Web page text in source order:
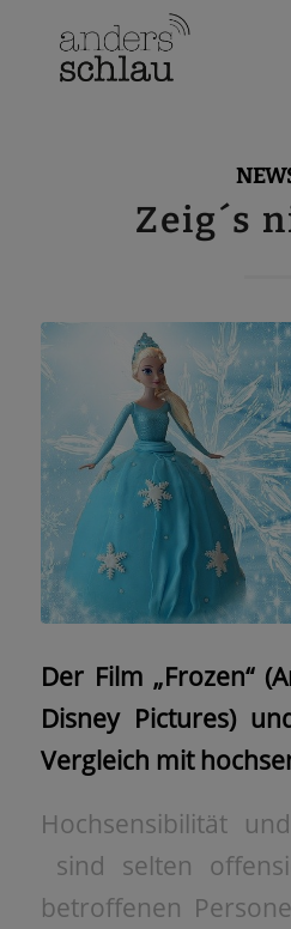
Zeig´s
Der Film „Frozen“
Disney Pictures)
Vergleich mit
Hochsensibilität
sind selten
betroffenen